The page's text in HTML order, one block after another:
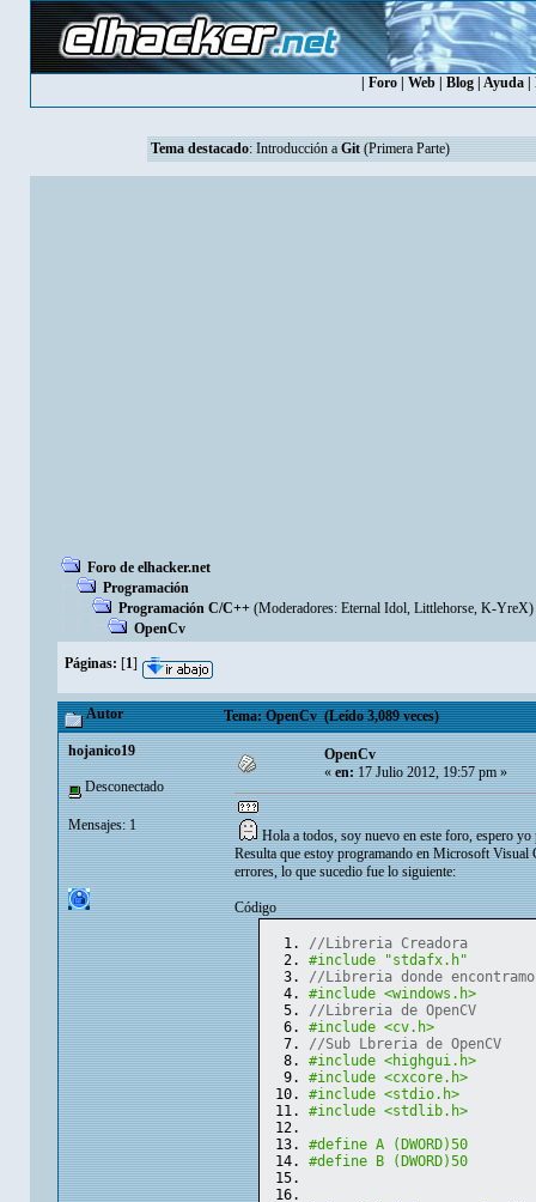
Foro| Web| Blog| Ayuda|
Tema destacado: Introducción a Git (Primera Parte)
Foro de elhacker.net
Programación
Programación C/C++ (Moderadores: Eternal Idol, Littlehorse, K-YreX)
OpenCv
Páginas: [1]
Autor Tema: OpenCv (Leído 3,089 veces)
hojanico19
Desconectado
Mensajes: 1
OpenCv
«en:17 Julio 2012, 19:57 pm »
Hola a todos, soy nuevo en este foro, espero yo
Resulta que estoy programando en Microsoft
errores, lo que sucedio fue lo siguiente:
Código
//Libreria Creadora
#include "stdafx.h"
//Libreria donde
#include <windows.h>
//Libreria de OpenCV
#include <cv.h>
//Sub Lbreria de OpenCV
#include <highgui.h>
#include <cxcore.h>
#include <stdio.h>
#include <stdlib.h>
#define A (DWORD)50
#define B (DWORD)50